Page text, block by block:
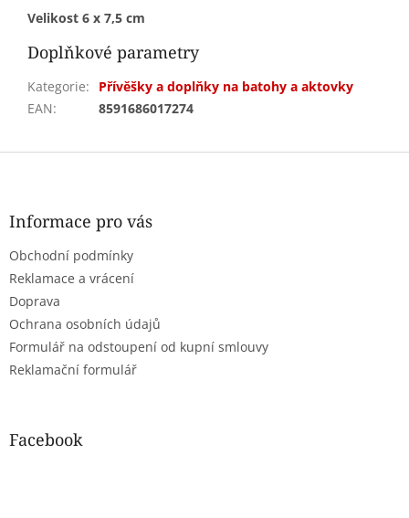
Velikost 6 x 7,5 cm
Doplňkové parametry
Kategorie:
Přívěšky a doplňky na batohy a aktovky
EAN: 8591686017274
Z
Informace pro vás
Obchodní podmínky
Reklamace a vrácení
Doprava
Ochrana osobních údajů
Formulář na odstoupení od kupní smlouvy
Reklamační formulář
Facebook